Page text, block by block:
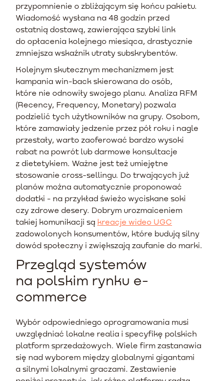
przypomnienie o zbliżającym się końcu pakietu.
Wiadomość wysłana na 48 godzin przed
ostatnią dostawą, zawierająca szybki link
do opłacenia kolejnego miesiąca, drastycznie
zmniejsza wskaźnik utraty subskrybentów.
Kolejnym skutecznym mechanizmem jest
kampania win-back skierowana do osób,
które nie odnowiły swojego planu. Analiza RFM
(Recency, Frequency, Monetary) pozwala
podzielić tych użytkowników na grupy. Osobom,
które zamawiały jedzenie przez pół roku i nagle
przestały, warto zaoferować bardzo wysoki
rabat na powrót lub darmowe konsultacje
z dietetykiem. Ważne jest też umiejętne
stosowanie cross-sellingu. Do trwających już
planów można automatycznie proponować
dodatki - na przykład świeżo wyciskane soki
czy zdrowe desery. Dobrym urozmaiceniem
takiej komunikacji są kreacje wideo UGC
zadowolonych konsumentów, które budują silny
dowód społeczny i zwiększają zaufanie do marki.
Przegląd systemów
na polskim rynku e-
commerce
Wybór odpowiedniego oprogramowania musi
uwzględniać lokalne realia i specyfikę polskich
platform sprzedażowych. Wiele firm zastanawia
się nad wyborem między globalnymi gigantami
a silnymi lokalnymi graczami. Zestawienie